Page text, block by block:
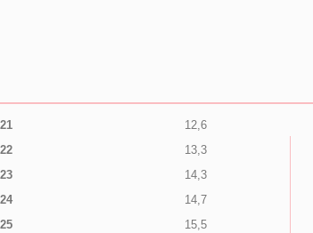
21
12,6
22
13,3
23
14,3
24
14,7
25
15,5